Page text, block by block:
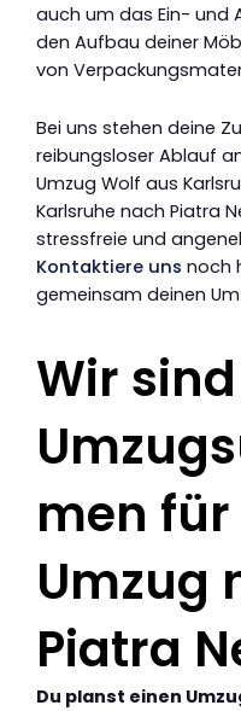
auch um das Ein- und
den Aufbau deiner
von
Bei uns stehen deine
reibungsloser Ablauf
Umzug Wolf aus
Karlsruhe nach Piatra
stressfreie und
Kontaktiere uns noch
gemeinsam deinen
Wir
men für
Umzug
Piatra
Du planst einen